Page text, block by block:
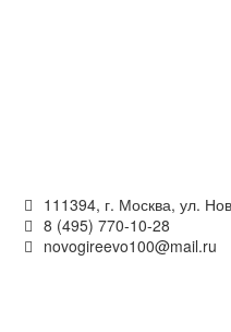
111394, г. Москва, ул.
8 (495) 770-10-28
novogireevo100@mail.ru